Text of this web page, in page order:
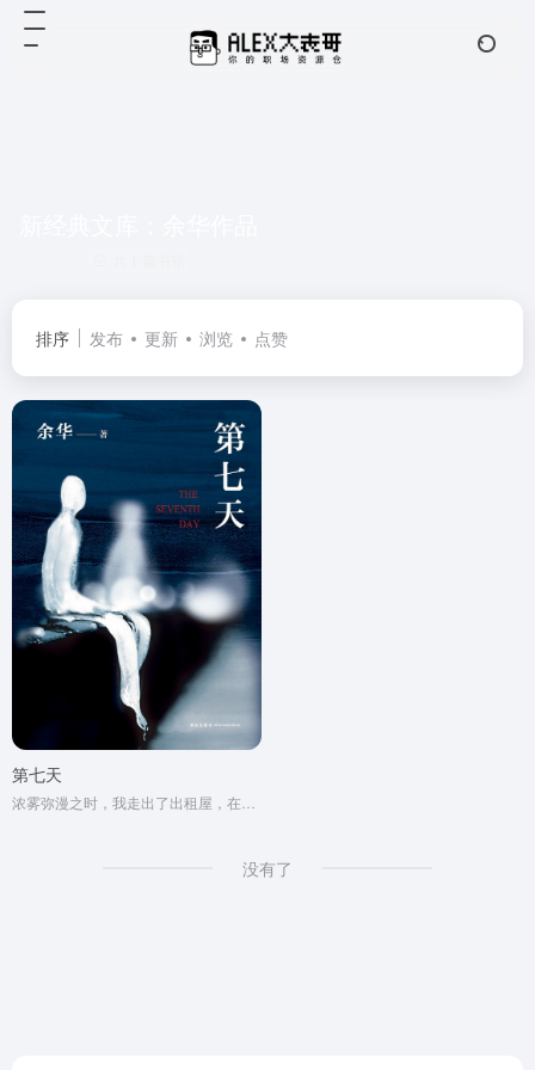
排序 发布 更新 浏览 点赞
第七天
没有了